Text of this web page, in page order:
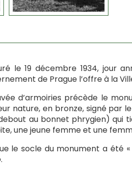
le 19 décembre 1934, jour
de Prague l’offre à la
d’armoiries précède le
nature, en bronze, signé par
au bonnet phrygien) qui
une jeune femme et une
le socle du monument a été